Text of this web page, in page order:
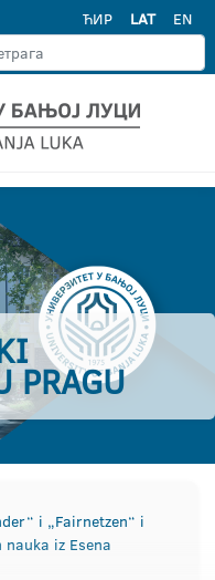
ЋИР LAT EN
PRAGU
i „Fairnetzen“ i
iz Esena